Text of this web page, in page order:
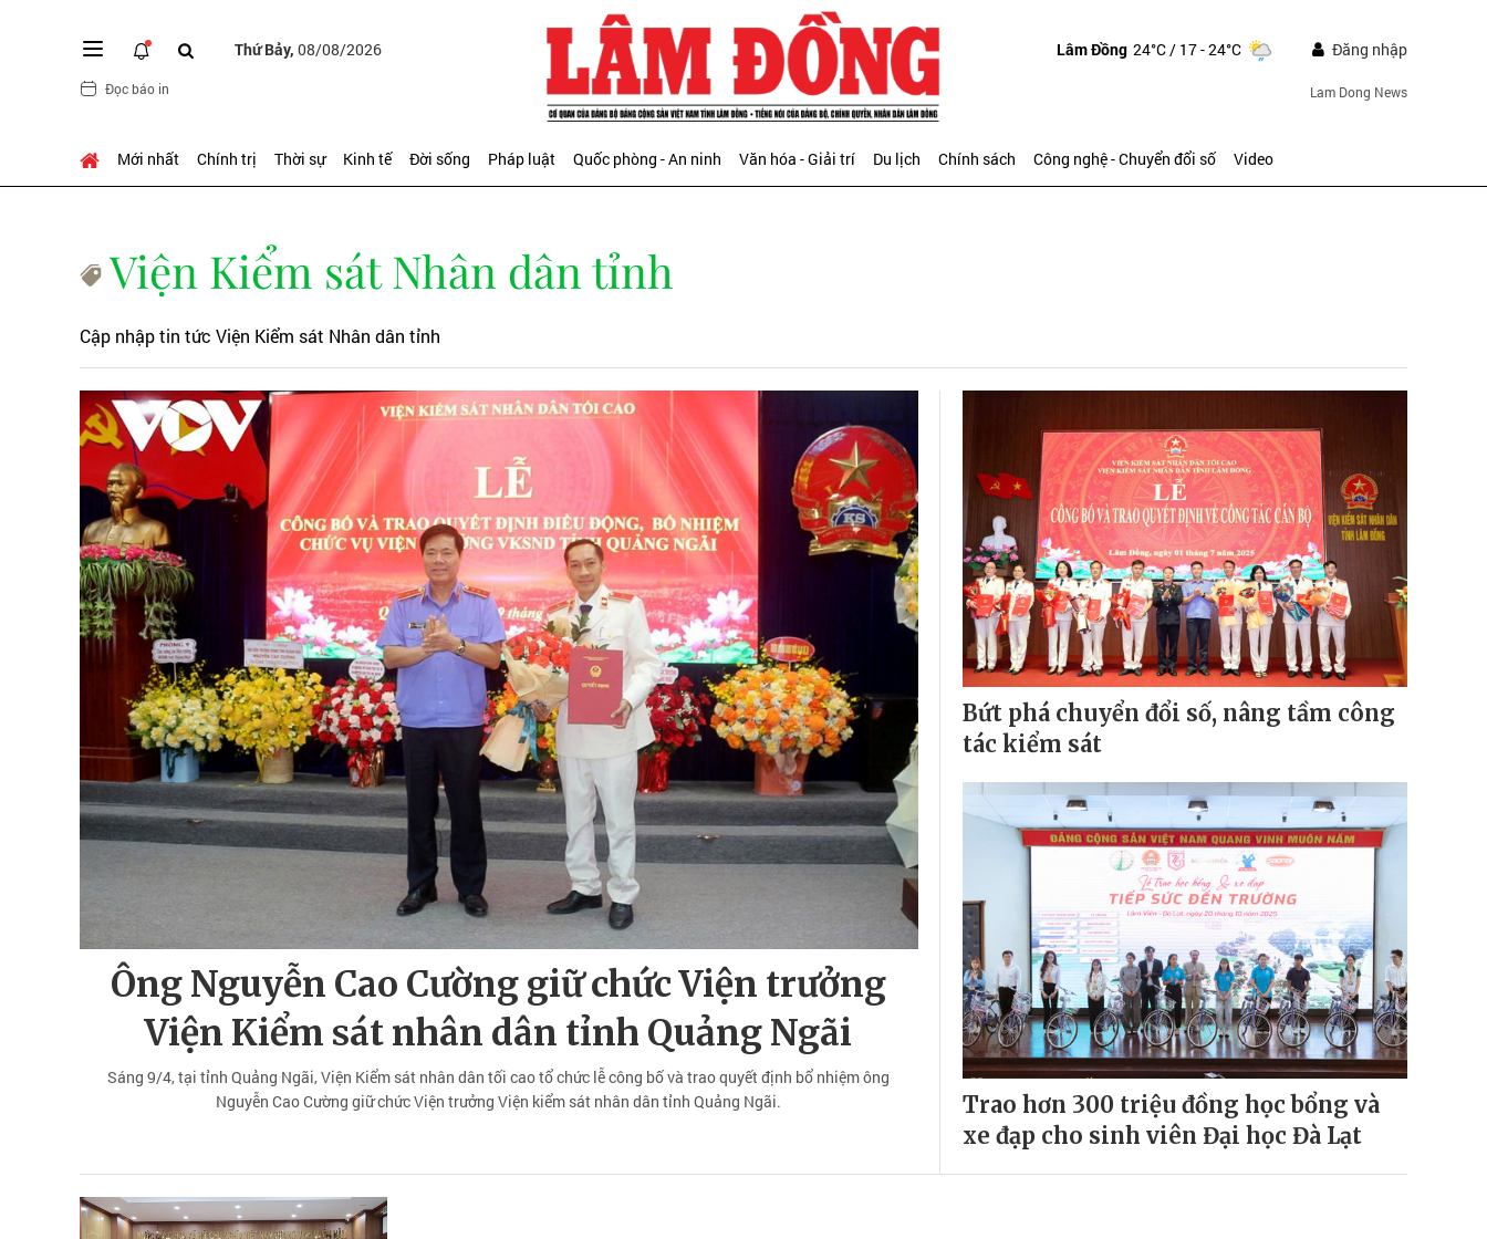
Thứ Bảy, 08/08/2026
Đọc báo in
Lâm Đồng 24°C/ 17 - 24°C Đăng nhập
Lam Dong News
Mới nhất Chính trị Thời sự Kinh tế Đời sống Pháp luật Quốc phòng - An ninh Văn hóa - Giải trí Du lịch Chính sách Công nghệ - Chuyển đổi số Video
Viện Kiểm sát Nhân dân tỉnh
Cập nhập tin tức Viện Kiểm sát Nhân dân tỉnh
Ông Nguyễn Cao Cường giữ chức Viện trưởng
Viện Kiểm sát nhân dân tỉnh Quảng Ngãi
Sáng 9/4, tại tỉnh Quảng Ngãi, Viện Kiểm sát nhân dân tối cao tổ chức lễ công bố và trao quyết định bổ nhiệm ông
Nguyễn Cao Cường giữ chức Viện trưởng Viện kiểm sát nhân dân tỉnh Quảng Ngãi.
Bứt phá chuyển đổi số, nâng tầm công
tác kiểm sát
Trao hơn 300 triệu đồng học bổng và
xe đạp cho sinh viên Đại học Đà Lạt